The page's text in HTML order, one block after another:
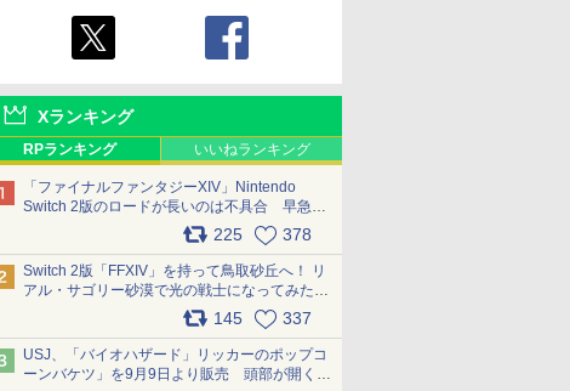
Xランキング
RPランキング いいねランキング
「ファイナルファンタジーXIV」Nintendo
Switch 2版のロードが長いのは不具合 早急に
アップデートできるよう対応中225 378
Switch 2版「FFXIV」を持って鳥取砂丘へ！ リ
アル・サゴリー砂漠で光の戦士になってみた
145 337
USJ、「バイオハザード」リッカーのポップコ
ーンバケツ」を9月9日より販売 頭部が開く仕